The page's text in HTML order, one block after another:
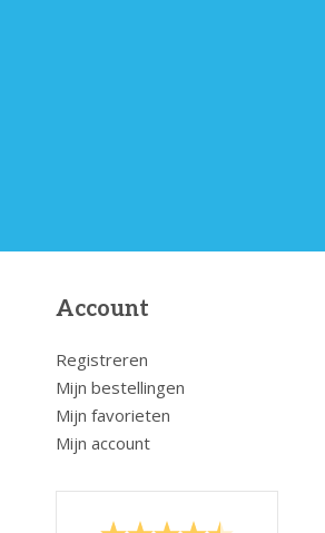
Account
Registreren
Mijn bestellingen
Mijn favorieten
Mijn account